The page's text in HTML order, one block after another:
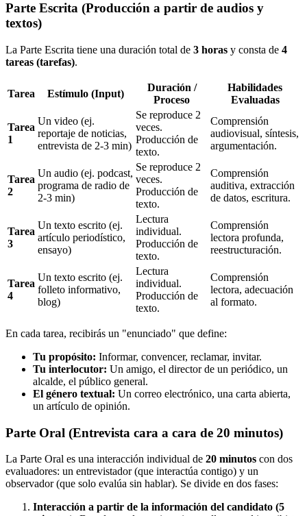
Parte Escrita (Producción a partir de audios y
textos)
La Parte Escrita tiene una duración total de 3 horas y consta de 4
tareas (tarefas).
Tarea Estímulo (Input)
Duración /
Proceso
Habilidades
Evaluadas
Tarea
1
Un video (ej.
reportaje de noticias,
entrevista de 2-3 min)
Se reproduce 2
veces.
Producción de
texto.
Comprensión
audiovisual, síntesis,
argumentación.
Tarea
2
Un audio (ej. podcast,
programa de radio de
2-3 min)
Se reproduce 2
veces.
Producción de
texto.
Comprensión
auditiva, extracción
de datos, escritura.
Tarea
3
Un texto escrito (ej.
artículo periodístico,
ensayo)
Lectura
individual.
Producción de
texto.
Comprensión
lectora profunda,
reestructuración.
Tarea
4
Un texto escrito (ej.
folleto informativo,
blog)
Lectura
individual.
Producción de
texto.
Comprensión
lectora, adecuación
al formato.
En cada tarea, recibirás un "enunciado" que define:
Tu propósito: Informar, convencer, reclamar, invitar.
Tu interlocutor: Un amigo, el director de un periódico, un
alcalde, el público general.
El género textual: Un correo electrónico, una carta abierta,
un artículo de opinión.
Parte Oral (Entrevista cara a cara de 20 minutos)
La Parte Oral es una interacción individual de 20 minutos con dos
evaluadores: un entrevistador (que interactúa contigo) y un
observador (que solo evalúa sin hablar). Se divide en dos fases:
Interacción a partir de la información del candidato (5